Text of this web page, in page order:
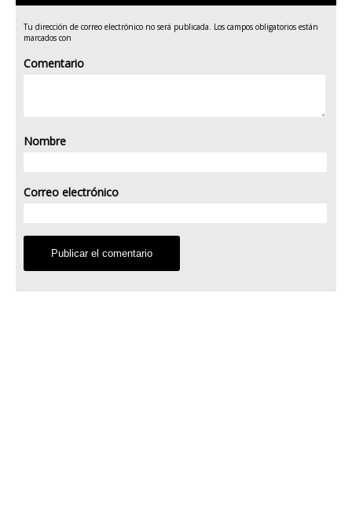
Tu dirección de correo electrónico no será publicada. Los campos obligatorios están
marcados con
Comentario
Nombre
Correo electrónico